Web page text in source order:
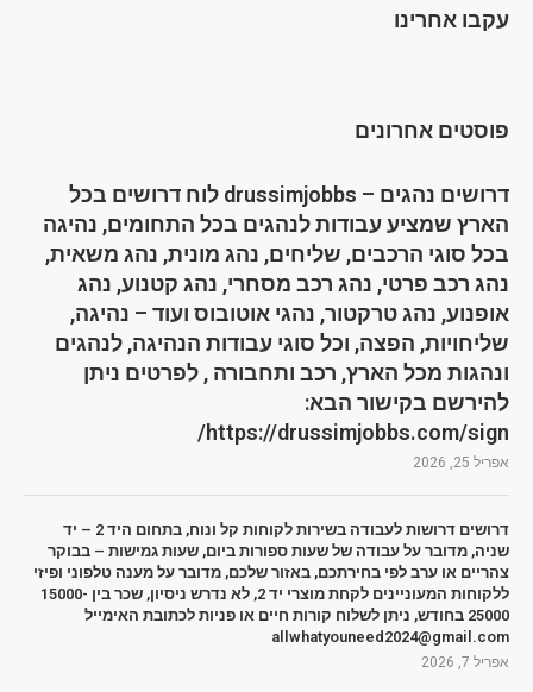
עקבו אחרינו
פוסטים אחרונים
דרושים נהגים – drussimjobbs לוח דרושים בכל
הארץ שמציע עבודות לנהגים בכל התחומים, נהיגה
בכל סוגי הרכבים, שליחים, נהג מונית, נהג משאית,
נהג רכב פרטי, נהג רכב מסחרי, נהג קטנוע, נהג
אופנוע, נהג טרקטור, נהגי אוטובוס ועוד – נהיגה,
שליחויות, הפצה, וכל סוגי עבודות הנהיגה, לנהגים
ונהגות מכל הארץ, רכב ותחבורה , לפרטים ניתן
להירשם בקישור הבא:
https://drussimjobbs.com/sign/
אפריל 25, 2026
דרושים דרושות לעבודה בשירות לקוחות קל ונוח, בתחום היד 2 – יד
שניה, מדובר על עבודה של שעות ספורות ביום, שעות גמישות – בבוקר
צהריים או ערב לפי בחירתכם, באזור שלכם, מדובר על מענה טלפוני ופיזי
ללקוחות המעוניינים לקחת מוצרי יד 2, לא נדרש ניסיון, שכר בין 15000-
25000 בחודש, ניתן לשלוח קורות חיים או פניות לכתובת האימייל
allwhatyouneed2024@gmail.com
אפריל 7, 2026